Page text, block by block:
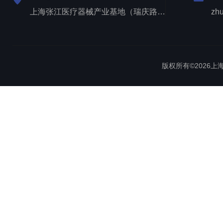
上海张江医疗器械产业基地（瑞庆路528号）
版权所有©2026